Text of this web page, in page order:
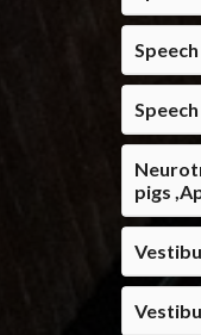
pigs